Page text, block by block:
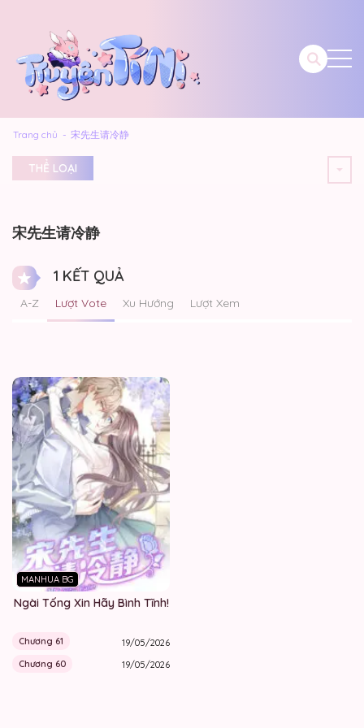
Trang chủ 宋先生请冷静
THỂ LOẠI
宋先生请冷静
1 KẾT QUẢ
A-Z Lượt Vote Xu Hướng Lượt Xem
MANHUA BG
Ngài Tống Xin Hãy Bình Tĩnh!
Chương 61
19/05/2026
Chương 60
19/05/2026